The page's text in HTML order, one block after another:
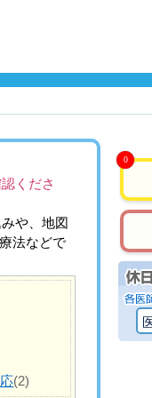
くださ
や、地図
法などで
(2)